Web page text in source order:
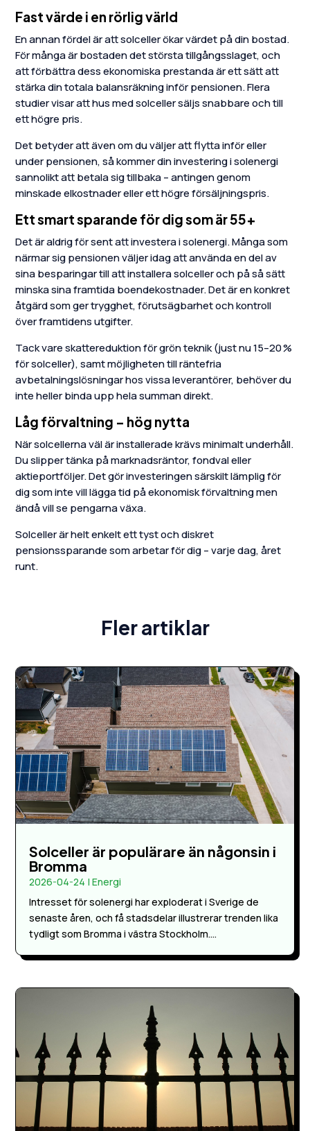
Fast värde i en rörlig värld
En annan fördel är att solceller ökar värdet på din bostad.
För många är bostaden det största tillgångsslaget, och
att förbättra dess ekonomiska prestanda är ett sätt att
stärka din totala balansräkning inför pensionen. Flera
studier visar att hus med solceller säljs snabbare och till
ett högre pris.
Det betyder att även om du väljer att flytta inför eller
under pensionen, så kommer din investering i solenergi
sannolikt att betala sig tillbaka – antingen genom
minskade elkostnader eller ett högre försäljningspris.
Ett smart sparande för dig som är 55+
Det är aldrig för sent att investera i solenergi. Många som
närmar sig pensionen väljer idag att använda en del av
sina besparingar till att installera solceller och på så sätt
minska sina framtida boendekostnader. Det är en konkret
åtgärd som ger trygghet, förutsägbarhet och kontroll
över framtidens utgifter.
Tack vare skattereduktion för grön teknik (just nu 15–20 %
för solceller), samt möjligheten till räntefria
avbetalningslösningar hos vissa leverantörer, behöver du
inte heller binda upp hela summan direkt.
Låg förvaltning – hög nytta
När solcellerna väl är installerade krävs minimalt underhåll.
Du slipper tänka på marknadsräntor, fondval eller
aktieportföljer. Det gör investeringen särskilt lämplig för
dig som inte vill lägga tid på ekonomisk förvaltning men
ändå vill se pengarna växa.
Solceller är helt enkelt ett tyst och diskret
pensionssparande som arbetar för dig – varje dag, året
runt.
Fler artiklar
Solceller är populärare än någonsin i
Bromma
2026-04-24 |Energi
Intresset för solenergi har exploderat i Sverige de
senaste åren, och få stadsdelar illustrerar trenden lika
tydligt som Bromma i västra Stockholm....